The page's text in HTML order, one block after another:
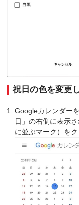
祝日の色を変更
Googleカレンダー
日」の右側に表示
に並ぶマーク）を